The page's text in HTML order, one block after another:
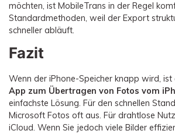
möchten, ist MobileTrans in der Regel
Standardmethoden, weil der Export
schneller abläuft.
Fazit
Wenn der iPhone-Speicher knapp wird, ist
App zum Übertragen von Fotos vom
einfachste Lösung. Für den schnellen
Microsoft Fotos oft aus. Für drahtlose
iCloud. Wenn Sie jedoch viele Bilder